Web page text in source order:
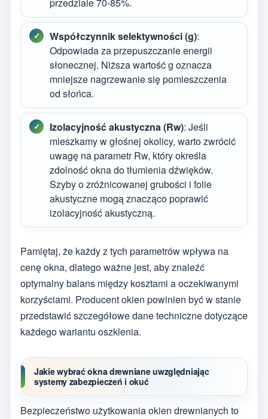
Współczynnik selektywności (g):
Odpowiada za przepuszczanie energii
słonecznej. Niższa wartość g oznacza
mniejsze nagrzewanie się pomieszczenia
od słońca.
Izolacyjność akustyczna (Rw): Jeśli
mieszkamy w głośnej okolicy, warto zwrócić
uwagę na parametr Rw, który określa
zdolność okna do tłumienia dźwięków.
Szyby o zróżnicowanej grubości i folie
akustyczne mogą znacząco poprawić
izolacyjność akustyczną.
Pamiętaj, że każdy z tych parametrów wpływa na
cenę okna, dlatego ważne jest, aby znaleźć
optymalny balans między kosztami a oczekiwanymi
korzyściami. Producent okien powinien być w stanie
przedstawić szczegółowe dane techniczne dotyczące
każdego wariantu oszklenia.
Jakie wybrać okna drewniane uwzględniając
systemy zabezpieczeń i okuć
Bezpieczeństwo użytkowania okien drewnianych to